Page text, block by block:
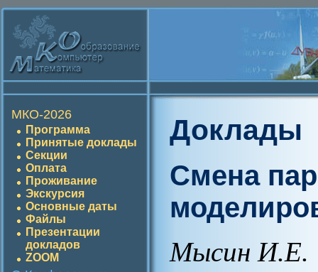
МКО-2026
Программа
Принятые доклады
Секции
Оплата
Проживание
Экскурсия
Основные даты
Файлы
Презентации
докладов
ZOOM
Доклады
Cмена
Мысин И.Е.